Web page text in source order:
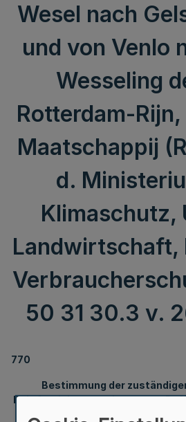
Wesel nach
und von Venlo
Wesseling
Rotterdam-
Maatschappij
d.
Klimaschutz,
Landwirtschaft,
50 31 30.3 v.
770
Bestimmung der
Rohrfernleitungsanlagen zum